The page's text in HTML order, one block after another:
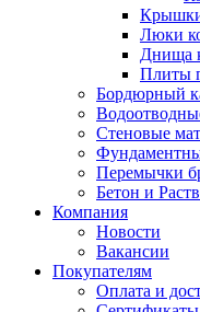
Люки
Днища
Плиты
Бордюрный
Стеновые
Перемычки
Бетон и
Компания
Новости
Вакансии
Покупателям
Оплата и